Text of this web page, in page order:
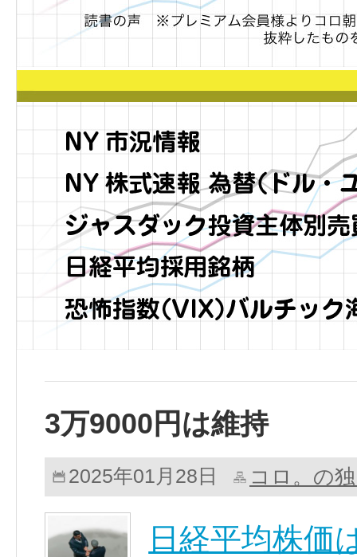
3万9000円は維持
2025年01月28日 コロ。の
日経平均株価